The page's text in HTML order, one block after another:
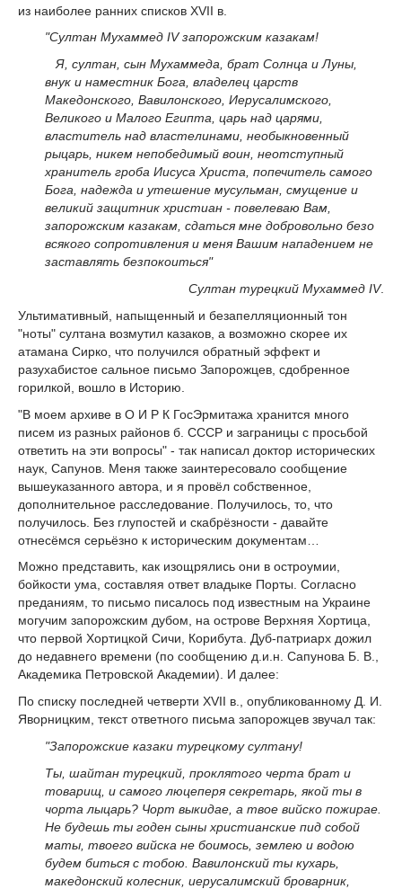
из наиболее ранних списков ХVII в.
"Султан Мухаммед IV запорожским казакам!
Я, султан, сын Мухаммеда, брат Солнца и Луны,
внук и наместник Бога, владелец царств
Македонского, Вавилонского, Иерусалимского,
Великого и Малого Египта, царь над царями,
властитель над властелинами, необыкновенный
рыцарь, никем непобедимый воин, неотступный
хранитель гроба Иисуса Христа, попечитель самого
Бога, надежда и утешение мусульман, смущение и
великий защитник христиан - повелеваю Вам,
запорожским казакам, сдаться мне добровольно безо
всякого сопротивления и меня Вашим нападением не
заставлять безпокоиться"
Султан турецкий Мухаммед IV.
Ультимативный, напыщенный и безапелляционный тон
"ноты" султана возмутил казаков, а возможно скорее их
атамана Сирко, что получился обратный эффект и
разухабистое сальное письмо Запорожцев, сдобренное
горилкой, вошло в Историю.
"В моем архиве в О И Р К ГосЭрмитажа хранится много
писем из разных районов б. СССР и заграницы с просьбой
ответить на эти вопросы" - так написал доктор исторических
наук, Сапунов. Меня также заинтересовало сообщение
вышеуказанного автора, и я провёл собственное,
дополнительное расследование. Получилось, то, что
получилось. Без глупостей и скабрёзности - давайте
отнесёмся серьёзно к историческим документам…
Можно представить, как изощрялись они в остроумии,
бойкости ума, составляя ответ владыке Порты. Согласно
преданиям, то письмо писалось под известным на Украине
могучим запорожским дубом, на острове Верхняя Хортица,
что первой Хортицкой Сичи, Корибута. Дуб-патриарх дожил
до недавнего времени (по сообщению д.и.н. Сапунова Б. В.,
Академика Петровской Академии). И далее:
По списку последней четверти ХVII в., опубликованному Д. И.
Яворницким, текст ответного письма запорожцев звучал так:
"Запорожские казаки турецкому султану!
Ты, шайтан турецкий, проклятого черта брат и
товарищ, и самого люцеперя секретарь, якой ты в
чорта лыцарь? Чорт выкидае, а твое вийско пожирае.
Не будешь ты годен сыны христианские пид собой
маты, твоего вийска не боимось, землею и водою
будем биться с тобою. Вавилонский ты кухарь,
македонский колесник, иерусалимский броварник,